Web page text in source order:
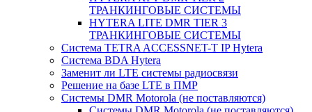
ТРАНКИНГОВЫЕ СИСТЕМЫ
HYTERA LITE DMR TIER 3
ТРАНКИНГОВЫЕ СИСТЕМЫ
Система TETRA ACCESSNET-T IP Hytera
Система BDA Hytera
Заменит ли LTE системы радиосвязи
Решение на базе LTE в ПМР
Системы DMR Motorola (не поставляются)